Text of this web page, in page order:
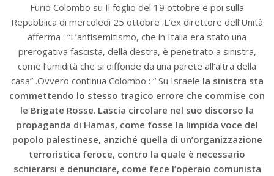
Furio Colombo su Il foglio del 19 ottobre e poi sulla
Repubblica di mercoledì 25 ottobre .L’ex direttore dell’Unità
afferma : “L’antisemitismo, che in Italia era stato una
prerogativa fascista, della destra, è penetrato a sinistra,
come l’umidità che si diffonde da una parete all’altra della
casa” .Ovvero continua Colombo : “ Su Israele la sinistra sta
commettendo lo stesso tragico errore che commise con
le Brigate Rosse. Lascia circolare nel suo discorso la
propaganda di Hamas, come fosse la limpida voce del
popolo palestinese, anziché quella di un’organizzazione
terroristica feroce, contro la quale è necessario
schierarsi e denunciare, come fece l’operaio comunista